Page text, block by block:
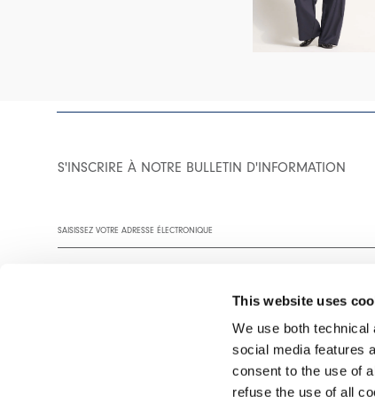
This website uses
We use both
social media features
consent to the use of
refuse the use of all
S'INSCRIRE À NOTRE BULLETIN D'INFORMATION
Vous êtes invité à lire notre politique de confidentialité